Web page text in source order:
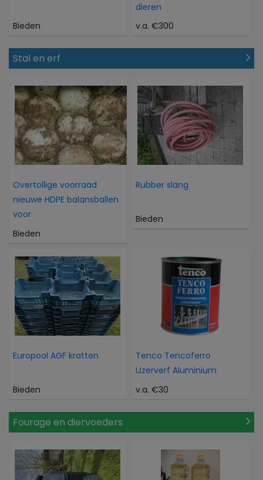
Bieden
dieren
v.a. €300
Stal en erf
Overtollige voorraad
nieuwe HDPE balansballen
voor
Bieden
Rubber slang
Bieden
Europool AGF kratten
Bieden
Tenco Tencoferro
IJzerverf Aluminium
v.a. €30
Fourage en diervoeders